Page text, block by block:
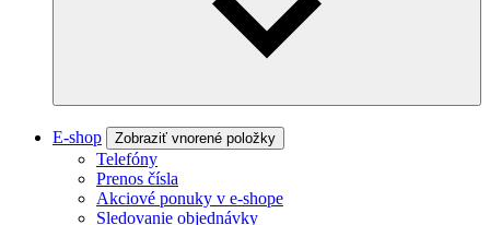
E-shop Zobraziť vnorené položky
Telefóny
Prenos čísla
Akciové ponuky v e-shope
Sledovanie objednávky